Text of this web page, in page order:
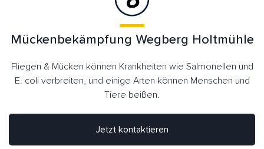
Jetzt kontaktieren
Mückenbekämpfung Wegberg Holtmühle
Fliegen & Mücken können Krankheiten wie Salmonellen und
E. coli verbreiten, und einige Arten können Menschen und
Tiere beißen.